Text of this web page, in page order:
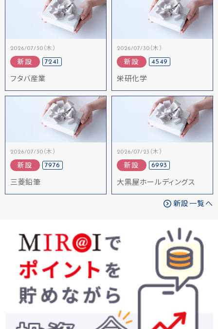
2026/07/30（木）
新設 7241
フタバ産業
2026/07/30（木）
新設 4549
栄研化学
2026/07/30（木）
新設 7976
三菱鉛筆
2026/07/23（木）
新設 6993
大黒屋ホールディングス
新設一覧へ